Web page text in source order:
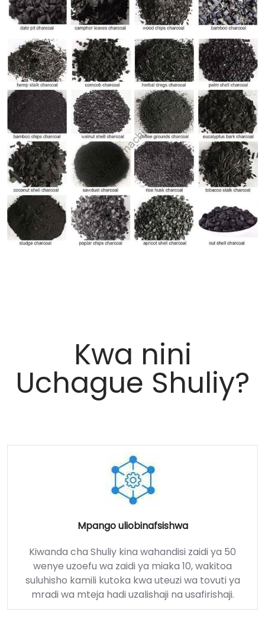
Kwa nini
Uchague Shuliy?
Mpango uliobinafsishwa
Kiwanda cha Shuliy kina wahandisi zaidi ya 50
wenye uzoefu wa zaidi ya miaka 10, wakitoa
suluhisho kamili kutoka kwa uteuzi wa tovuti ya
mradi wa mteja hadi uzalishaji na usafirishaji.